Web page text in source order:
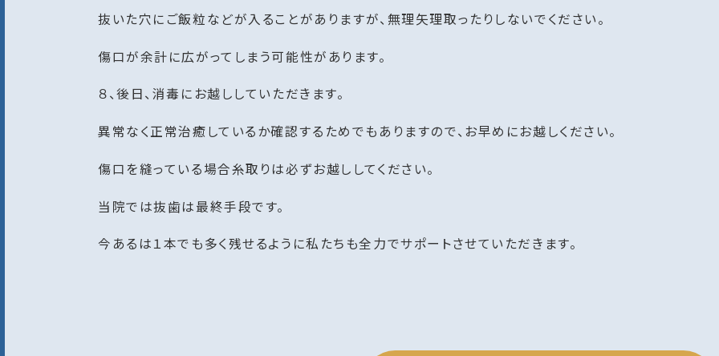
抜いた穴にご飯粒などが入ることがありますが、無理矢理取ったりしないでください。
傷口が余計に広がってしまう可能性があります。
８、後日、消毒にお越ししていただきます。
異常なく正常治癒しているか確認するためでもありますので、お早めにお越しください。
傷口を縫っている場合糸取りは必ずお越ししてください。
当院では抜歯は最終手段です。
今あるは１本でも多く残せるように私たちも全力でサポートさせていただきます。